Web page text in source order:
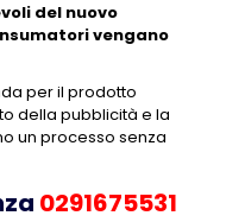
del nuovo
vengano
per il prodotto
della pubblicità e la
un processo senza
0291675531